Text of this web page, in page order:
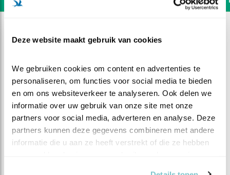
Deze website maakt gebruik van cookies
We gebruiken cookies om content en advertenties te
personaliseren, om functies voor social media te bieden
en om ons websiteverkeer te analyseren. Ook delen we
informatie over uw gebruik van onze site met onze
partners voor social media, adverteren en analyse. Deze
partners kunnen deze gegevens combineren met andere
informatie die u aan ze heeft verstrekt of die ze hebben